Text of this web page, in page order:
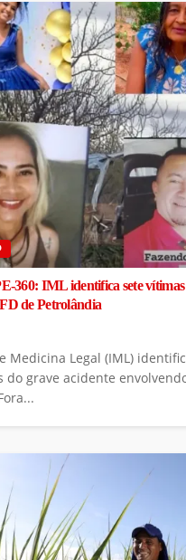
360: IML identifica sete vítimas
de Petrolândia
Medicina Legal (IML)
do grave acidente